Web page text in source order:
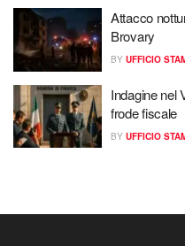
Attacco
Brovary
BY UFFICIO
Indagine nel
frode fiscale
BY UFFICIO